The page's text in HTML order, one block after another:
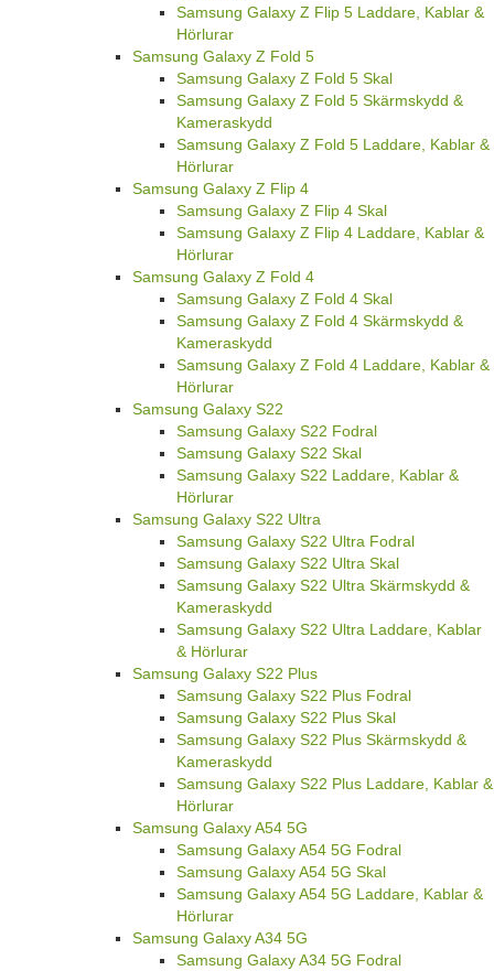
Samsung Galaxy Z Flip 5 Laddare, Kablar &
Hörlurar
Samsung Galaxy Z Fold 5
Samsung Galaxy Z Fold 5 Skal
Samsung Galaxy Z Fold 5 Skärmskydd &
Kameraskydd
Samsung Galaxy Z Fold 5 Laddare, Kablar &
Hörlurar
Samsung Galaxy Z Flip 4
Samsung Galaxy Z Flip 4 Skal
Samsung Galaxy Z Flip 4 Laddare, Kablar &
Hörlurar
Samsung Galaxy Z Fold 4
Samsung Galaxy Z Fold 4 Skal
Samsung Galaxy Z Fold 4 Skärmskydd &
Kameraskydd
Samsung Galaxy Z Fold 4 Laddare, Kablar &
Hörlurar
Samsung Galaxy S22
Samsung Galaxy S22 Fodral
Samsung Galaxy S22 Skal
Samsung Galaxy S22 Laddare, Kablar &
Hörlurar
Samsung Galaxy S22 Ultra
Samsung Galaxy S22 Ultra Fodral
Samsung Galaxy S22 Ultra Skal
Samsung Galaxy S22 Ultra Skärmskydd &
Kameraskydd
Samsung Galaxy S22 Ultra Laddare, Kablar
& Hörlurar
Samsung Galaxy S22 Plus
Samsung Galaxy S22 Plus Fodral
Samsung Galaxy S22 Plus Skal
Samsung Galaxy S22 Plus Skärmskydd &
Kameraskydd
Samsung Galaxy S22 Plus Laddare, Kablar &
Hörlurar
Samsung Galaxy A54 5G
Samsung Galaxy A54 5G Fodral
Samsung Galaxy A54 5G Skal
Samsung Galaxy A54 5G Laddare, Kablar &
Hörlurar
Samsung Galaxy A34 5G
Samsung Galaxy A34 5G Fodral